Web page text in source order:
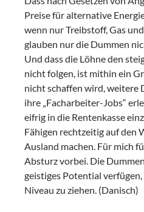
Preise für alternative
wenn nur Treibstoff, Gas
glauben nur die Dummen
Und dass die Löhne den
nicht folgen, ist mithin ein
nicht schaffen wird, weitere
ihre „Facharbeiter-Jobs“
eifrig in die Rentenkasse
Fähigen rechtzeitig auf den
Ausland machen. Für mich
Absturz vorbei. Die
geistiges Potential
Niveau zu ziehen. (Danisch)